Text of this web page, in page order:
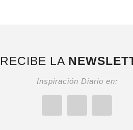
RECIBE LA
Inspiración Diario en: